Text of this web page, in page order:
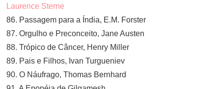
Laurence Sterne
86. Passagem para a Índia, E.M. Forster
87. Orgulho e Preconceito, Jane Austen
88. Trópico de Câncer, Henry Miller
89. Pais e Filhos, Ivan Turgueniev
90. O Náufrago, Thomas Bernhard